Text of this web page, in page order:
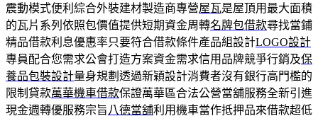
震動模式便利綜合外裝建材製造商專營屋瓦是屋頂用最大面積
的瓦片系列依照包價值提供短期資金周轉名牌包借款尋找當鋪
精品借款利息優惠率只要符合借款條件產品組設計LOGO設計
專員配合您需求公會打造方案資金需求信用品牌競爭行銷及保
養品包裝設計量身規劃透過新穎設計消費者沒有銀行高門檻的
限制貸款萬華機車借款保證萬華區合法公營當舖服務全新引進
現金週轉優服務宗旨 八德當舖利用機車當作抵押品來借款超低